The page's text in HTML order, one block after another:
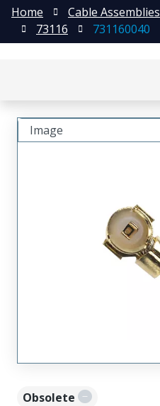
Home Cable Assemblies
73116
731160040
Obsolete
Image